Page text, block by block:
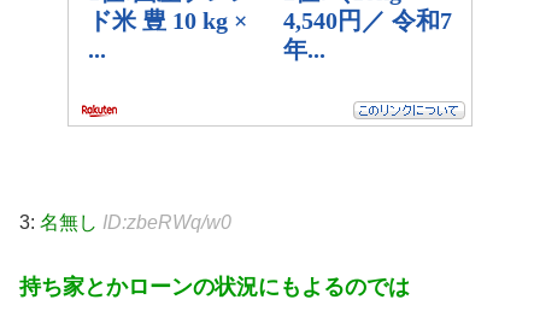
3: 名無し ID:zbeRWq/w0
持ち家とかローンの状況にもよるのでは